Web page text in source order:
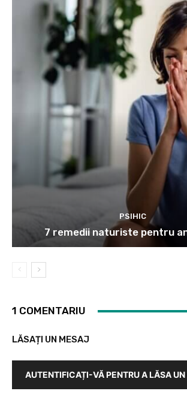
PSIHIC
7 remedii naturiste pentru
1 COMENTARIU
LĂSAȚI UN MESAJ
AUTENTIFICAȚI-VĂ PENTRU A LĂSA